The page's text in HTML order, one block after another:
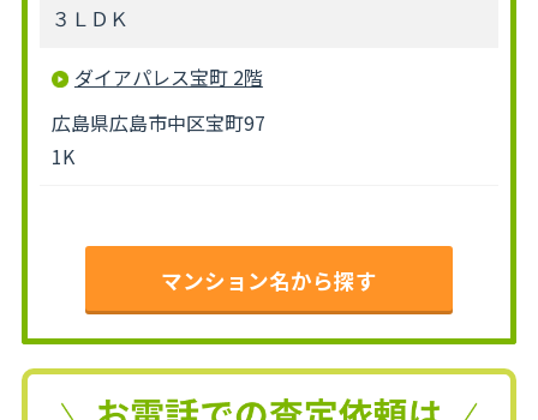
３ＬＤＫ
ダイアパレス宝町 2階
広島県広島市中区宝町97
1K
マンション名から探す